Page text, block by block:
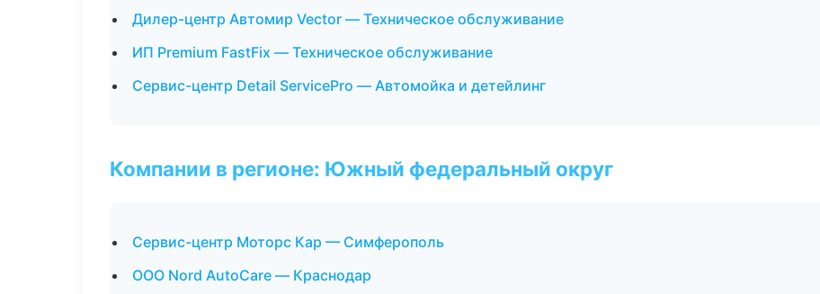
Дилер-центр Автомир Vector — Техническое обслуживание
ИП Premium FastFix — Техническое обслуживание
Сервис-центр Detail ServicePro — Автомойка и детейлинг
Компании в регионе: Южный федеральный округ
Сервис-центр Моторс Кар — Симферополь
ООО Nord AutoCare — Краснодар